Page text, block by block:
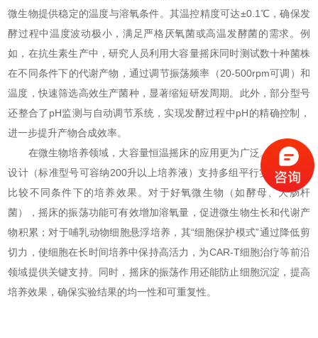
微生物提供稳定的温度与溶氧条件。其温控精度可达±0.1℃，确保发
酵过程中温度波动极小，满足严格厌氧菌或高温发酵菌的需求。例
如，在抗生素生产中，研究人员利用大容量摇床同时测试数十种菌株
在不同条件下的代谢产物，通过调节振荡频率（20-500rpm可调）和
温度，快速筛选高效生产菌种，显著缩短研发周期。此外，部分型号
还整合了pH监测与自动调节系统，实现发酵过程中pH的精确控制，
进一步提升产物合成效率。
在微生物培养领域，大容量恒温摇床的应用更为广泛。其大容量
设计（标准型号可容纳200升以上培养液）支持多组平行实验，快速
比较不同条件下的培养效果。对于好氧微生物（如酵母、大肠杆
菌），摇床的振荡功能可有效增加溶氧量，促进微生物生长和代谢产
物积累；对于哺乳动物细胞悬浮培养，其“细胞保护模式”通过降低剪
切力，使细胞在长时间培养中保持高活力，为CAR-T细胞治疗等前沿
领域提供关键支持。同时，摇床的振荡作用还能防止细胞沉淀，提高
培养效果，确保实验结果的均一性和可重复性。